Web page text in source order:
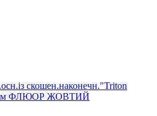
скошен.наконечн."Triton
ФЛЮОР ЖОВТИЙ